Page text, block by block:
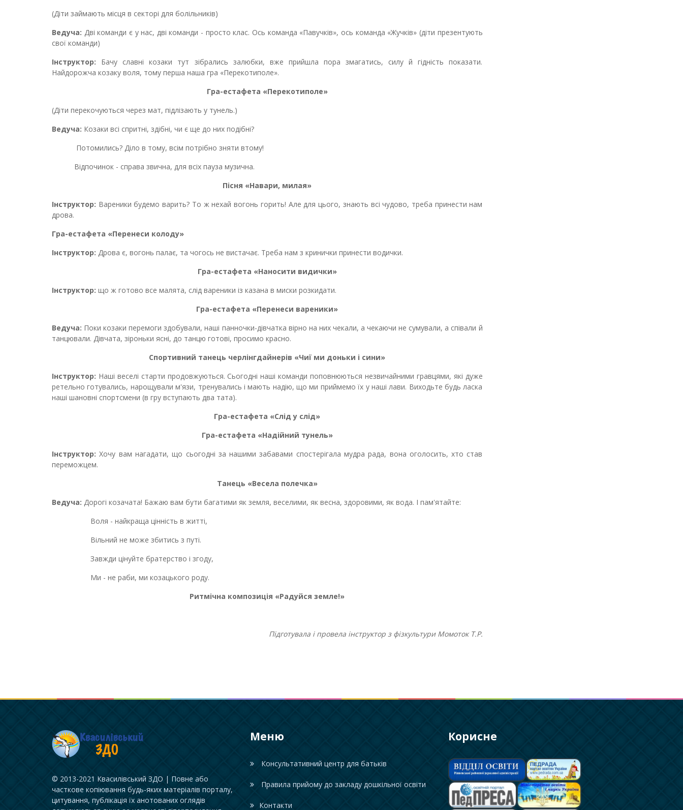
(Діти займають місця в секторі для болільників)
Ведуча: Дві команди є у нас, дві команди - просто клас. Ось команда «Павучків», ось команда «Жучків» (діти презентують
свої команди)
Інструктор: Бачу славні козаки тут зібрались залюбки, вже прийшла пора змагатись, силу й гідність показати.
Найдорожча козаку воля, тому перша наша гра «Перекотиполе».
Гра-естафета «Перекотиполе»
(Діти перекочуються через мат, підлізають у тунель.)
Ведуча: Козаки всі спритні, здібні, чи є ще до них подібні?
Потомились? Діло в тому, всім потрібно зняти втому!
Відпочинок - справа звична, для всіх пауза музична.
Пісня «Навари, милая»
Інструктор: Вареники будемо варить? То ж нехай вогонь горить! Але для цього, знають всі чудово, треба принести нам
дрова.
Гра-естафета «Перенеси колоду»
Інструктор: Дрова є, вогонь палає, та чогось не вистачає. Треба нам з кринички принести водички.
Гра-естафета «Наносити видички»
Інструктор: що ж готово все малята, слід вареники із казана в миски розкидати.
Гра-естафета «Перенеси вареники»
Ведуча: Поки козаки перемоги здобували, наші панночки-дівчатка вірно на них чекали, а чекаючи не сумували, а співали й
танцювали. Дівчата, зіроньки ясні, до танцю готові, просимо красно.
Спортивний танець черлінгдайнерів «Чиї ми доньки і сини»
Інструктор: Наші веселі старти продовжуються. Сьогодні наші команди поповнюються незвичайними гравцями, які дуже
ретельно готувались, нарощували м'язи, тренувались і мають надію, що ми приймемо їх у наші лави. Виходьте будь ласка
наші шановні спортсмени (в гру вступають два тата).
Гра-естафета «Слід у слід»
Гра-естафета «Надійний тунель»
Інструктор: Хочу вам нагадати, що сьогодні за нашими забавами спостерігала мудра рада, вона оголосить, хто став
переможцем.
Танець «Весела полечка»
Ведуча: Дорогі козачата! Бажаю вам бути багатими як земля, веселими, як весна, здоровими, як вода. І пам'ятайте:
Воля - найкраща цінність в житті,
Вільний не може збитись з путі.
Завжди цінуйте братерство і згоду,
Ми - не раби, ми козацького роду.
Ритмічна композиція «Радуйся земле!»
Підготувала і провела інструктор з фізкультури Момоток Т.Р.
© 2013-2021 Квасилівський ЗДО | Повне або
часткове копіювання будь-яких матеріалів порталу,
цитування, публікація їх анотованих оглядів
Меню
Консультативний центр для батьків
Правила прийому до закладу дошкільної освіти
Контакти
Корисне